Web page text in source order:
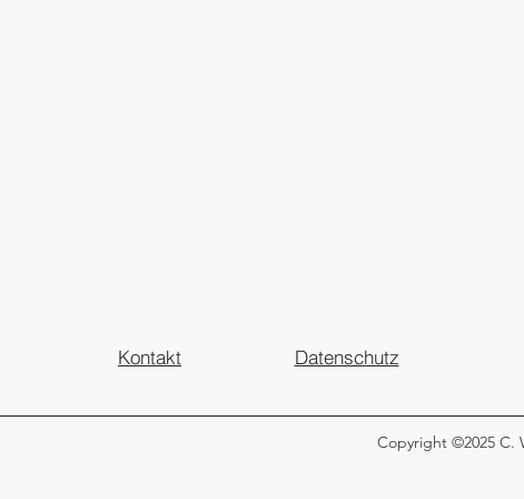
Kontakt Datenschutz
Copyright ©2025 C.